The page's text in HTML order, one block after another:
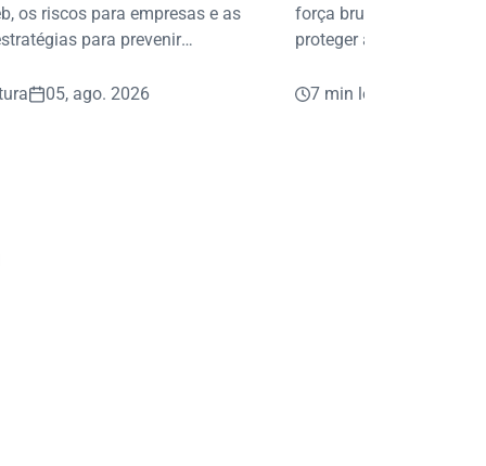
os riscos para empresas e as
para prevenir
05, ago. 2026
força bruta e conheça
proteger acessos,
7 min leitura